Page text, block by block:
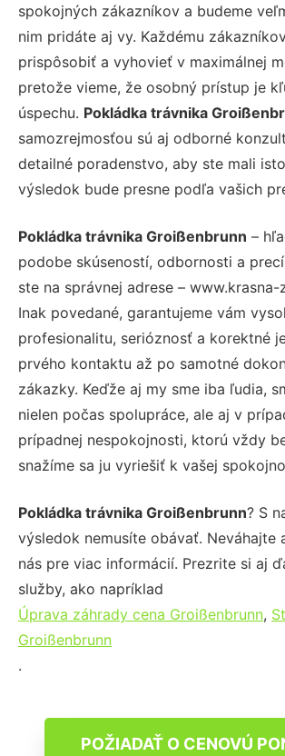
spokojných zákazníkov a budeme
nim pridáte aj vy. Každému
prispôsobiť a vyhovieť v maximálnej
pretože vieme, že osobný prístup je
úspechu. Pokládka trávnika
samozrejmosťou sú aj odborné
detailné poradenstvo, aby ste mali
výsledok bude presne podľa vašich
Pokládka trávnika Groißenbrunn –
podobe skúseností, odbornosti a
ste na správnej adrese – www.krasna-
Inak povedané, garantujeme vám
profesionalitu, serióznosť a korektné
prvého kontaktu až po samotné
zákazky. Keďže aj my sme iba ľudia,
nielen počas spolupráce, ale aj v
prípadnej nespokojnosti, ktorú vždy
snažíme sa ju vyriešiť k vašej
Pokládka trávnika Groißenbrunn? S
výsledok nemusíte obávať. Neváhajte
nás pre viac informácií. Prezrite si aj
služby, ako napríklad
Úprava záhrady cena Groißenbrunn,
Groißenbrunn
.
POŽIADAŤ O CENOVÚ